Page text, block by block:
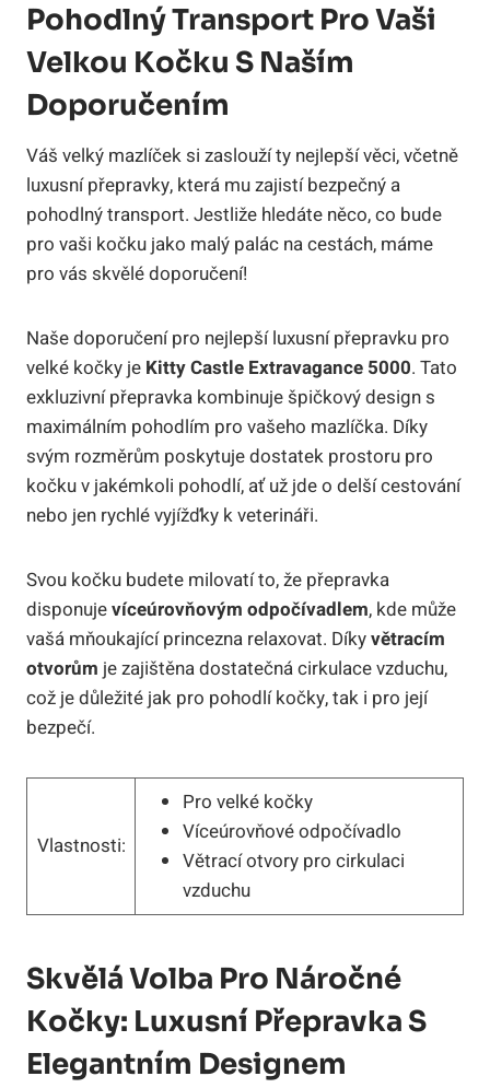
Pohodlný Transport Pro Vaši
Velkou Kočku S Naším
Doporučením
Váš velký mazlíček si zaslouží ty nejlepší věci, včetně
luxusní přepravky, která mu zajistí bezpečný a
pohodlný transport. Jestliže hledáte něco, co bude
pro vaši kočku jako malý palác na cestách, máme
pro vás skvělé doporučení!
Naše doporučení pro nejlepší luxusní přepravku pro
velké kočky je Kitty Castle Extravagance 5000. Tato
exkluzivní přepravka kombinuje špičkový design s
maximálním pohodlím pro vašeho mazlíčka. Díky
svým rozměrům poskytuje dostatek prostoru pro
kočku v jakémkoli pohodlí, ať už jde o delší cestování
nebo jen rychlé vyjížďky k veterináři.
Svou kočku budete milovatí to, že přepravka
disponujevíceúrovňovým odpočívadlem, kde může
vašá mňoukající princezna relaxovat. Díkyvětracím
otvorům je zajištěna dostatečná cirkulace vzduchu,
což je důležité jak pro pohodlí kočky, tak i pro její
bezpečí.
Vlastnosti:
Pro velké kočky
Víceúrovňové odpočívadlo
Větrací otvory pro cirkulaci
vzduchu
Skvělá Volba Pro Náročné
Kočky: Luxusní Přepravka S
Elegantním Designem